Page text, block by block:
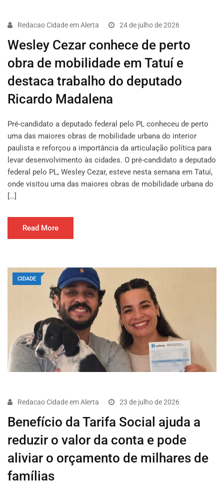
Redacao Cidade em Alerta 24 de julho de 2026
Wesley Cezar conhece de perto
obra de mobilidade em Tatuí e
destaca trabalho do deputado
Ricardo Madalena
Pré-candidato a deputado federal pelo PL conheceu de perto
uma das maiores obras de mobilidade urbana do interior
paulista e reforçou a importância da articulação política para
levar desenvolvimento às cidades. O pré-candidato a deputado
federal pelo PL, Wesley Cezar, esteve nesta semana em Tatuí,
onde visitou uma das maiores obras de mobilidade urbana do
[…]
Read More
CIDADE
Redacao Cidade em Alerta 23 de julho de 2026
Benefício da Tarifa Social ajuda a
reduzir o valor da conta e pode
aliviar o orçamento de milhares de
famílias